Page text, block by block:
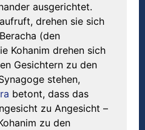
ausgerichtet.
drehen sie sich
(den
Kohanim drehen sich
Gesichtern zu den
stehen,
betont, dass das
zu Angesicht –
zu den